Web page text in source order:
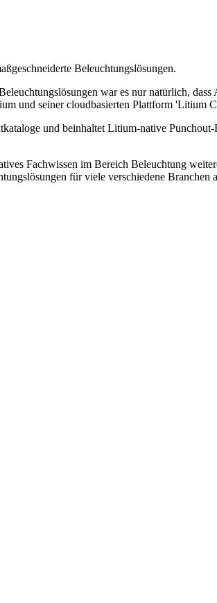
Beleuchtungslösungen.
war es nur natürlich, dass
und seiner cloudbasierten Plattform 'Litium
und beinhaltet Litium-native
Fachwissen im Bereich Beleuchtung
für viele verschiedene Branchen